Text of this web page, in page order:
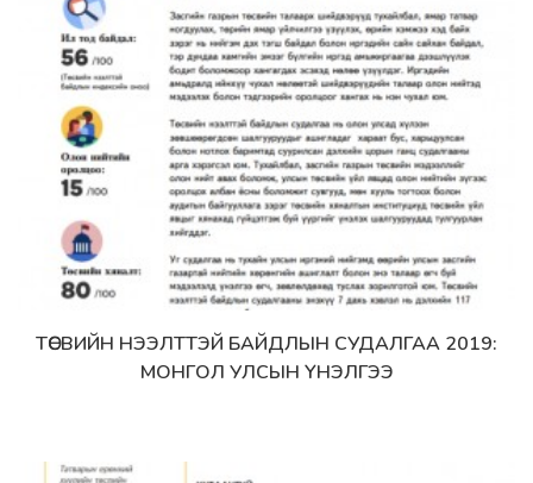
Дэлгэрэнгүй
ТӨСВИЙН НЭЭЛТТЭЙ БАЙДЛЫН СУДАЛГАА 2019:
МОНГОЛ УЛСЫН ҮНЭЛГЭЭ